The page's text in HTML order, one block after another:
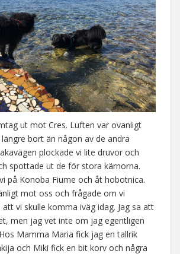
ut mot Cres. Luften var ovanligt
bort än någon av de andra
plockade vi lite druvor och
spottade ut de för stora kärnorna.
på Konoba Fiume och åt hobotnica.
mot oss och frågade om vi
vi skulle komma iväg idag. Jag sa att
men jag vet inte om jag egentligen
Mamma Maria fick jag en tallrik
och Miki fick en bit korv och några